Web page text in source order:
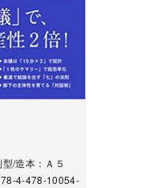
/造本：Ａ５
4-478-10054-